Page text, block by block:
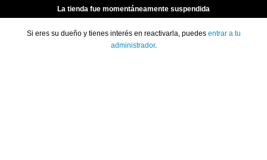
La tienda fue momentáneamente suspendida
Si eres su dueño y tienes interés en reactivarla, puedes entrar a tu
administrador.